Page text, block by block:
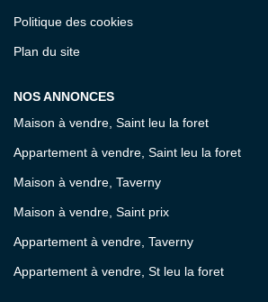
Politique des cookies
Plan du site
NOS ANNONCES
Maison à vendre, Saint leu la foret
Appartement à vendre, Saint leu la foret
Maison à vendre, Taverny
Maison à vendre, Saint prix
Appartement à vendre, Taverny
Appartement à vendre, St leu la foret